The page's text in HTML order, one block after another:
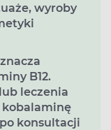
wyroby
B12.
leczenia
konsultacji